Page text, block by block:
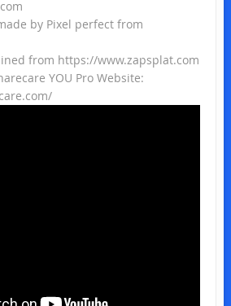
by Pixel perfect from
from https://www.zapsplat.com
YOU Pro Website: